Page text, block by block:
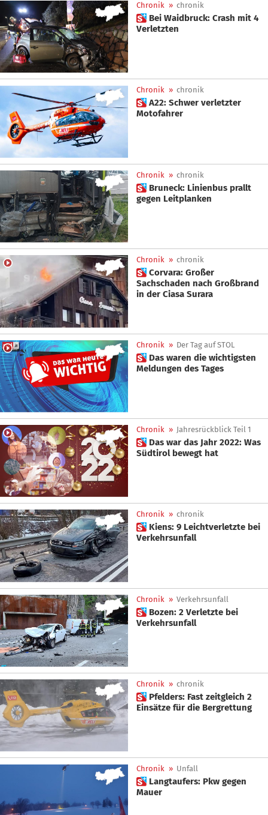
Chronik » chronik
 Bei Waidbruck: Crash mit 4
Verletzten
Chronik » chronik
 A22: Schwer verletzter
Motofahrer
Chronik » chronik
 Bruneck: Linienbus prallt
gegen Leitplanken
Chronik » chronik
 Corvara: Großer
Sachschaden nach Großbrand
in der Ciasa Surara
Chronik » Der Tag auf STOL
 Das waren die wichtigsten
Meldungen des Tages
Chronik » Jahresrückblick Teil 1
 Das war das Jahr 2022: Was
Südtirol bewegt hat
Chronik » chronik
 Kiens: 9 Leichtverletzte bei
Verkehrsunfall
Chronik » Verkehrsunfall
 Bozen: 2 Verletzte bei
Verkehrsunfall
Chronik » chronik
 Pfelders: Fast zeitgleich 2
Einsätze für die Bergrettung
Chronik » Unfall
 Langtaufers: Pkw gegen
Mauer